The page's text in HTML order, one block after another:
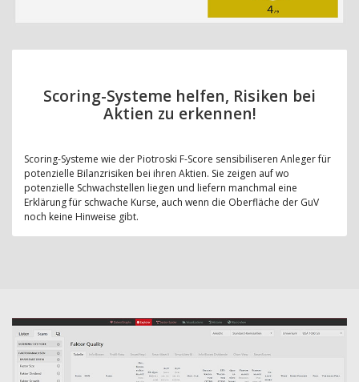
Scoring-Systeme helfen, Risiken bei
Aktien zu erkennen!
Scoring-Systeme wie der Piotroski F-Score sensibiliseren Anleger für
potenzielle Bilanzrisiken bei ihren Aktien. Sie zeigen auf wo
potenzielle Schwachstellen liegen und liefern manchmal eine
Erklärung für schwache Kurse, auch wenn die Oberfläche der GuV
noch keine Hinweise gibt.